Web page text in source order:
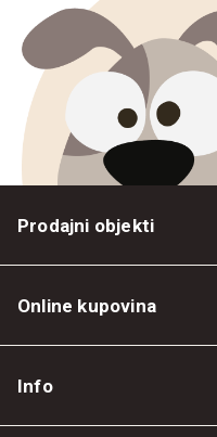
Prodajni objekti
Online kupovina
Info